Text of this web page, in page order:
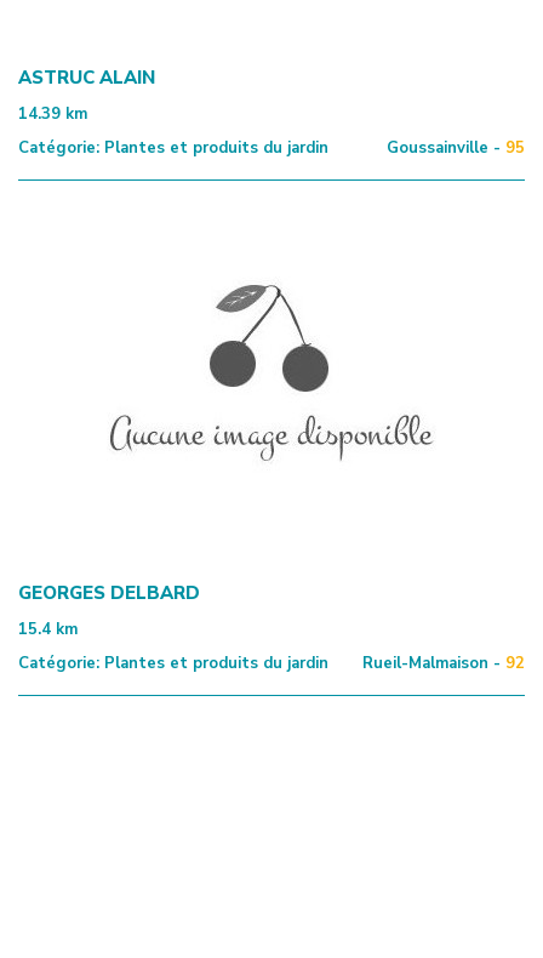
ASTRUC ALAIN
14.39 km
Catégorie: Plantes et produits du jardin Goussainville - 95
GEORGES DELBARD
15.4 km
Catégorie: Plantes et produits du jardin Rueil-Malmaison - 92